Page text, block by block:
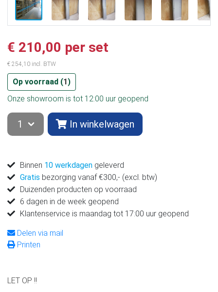
€ 210,00 per set
€ 254,10 incl. BTW
Op voorraad (1)
Onze showroom is tot 12:00 uur geopend
In winkelwagen
Binnen 10 werkdagen geleverd
Gratis bezorging vanaf €300,- (excl. btw)
Duizenden producten op voorraad
6 dagen in de week geopend
Klantenservice is maandag tot 17:00 uur geopend
Delen via mail
Printen
LET OP !!